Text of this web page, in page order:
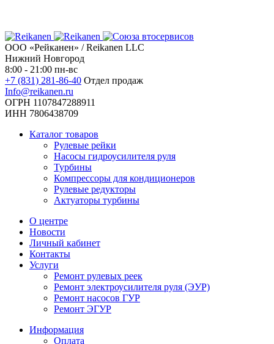
ООО «Рейканен» / Reikanen LLC
Нижний Новгород
8:00 - 21:00 пн-вс
+7 (831) 281-86-40 Отдел продаж
Info@reikanen.ru
ОГРН 1107847288911
ИНН 7806438709
Каталог товаров
Рулевые рейки
Насосы гидроусилителя руля
Турбины
Компрессоры для кондиционеров
Рулевые редукторы
Актуаторы турбины
О центре
Новости
Личный кабинет
Контакты
Услуги
Ремонт рулевых реек
Ремонт электроусилителя руля (ЭУР)
Ремонт насосов ГУР
Ремонт ЭГУР
Информация
Оплата